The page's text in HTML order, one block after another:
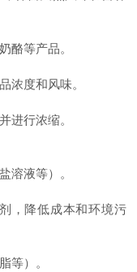
酪等产品。
浓度和风味。
进行浓缩。
溶液等）。
，降低成本和环境污
等）。